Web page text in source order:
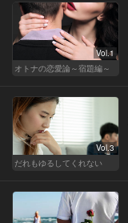
Vol.1
オトナの恋愛論～宿題編～
Vol.3
だれもゆるしてくれない